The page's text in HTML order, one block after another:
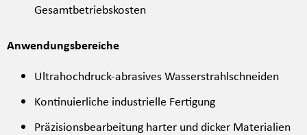
Gesamtbetriebskosten
Anwendungsbereiche
Ultrahochdruck-abrasives Wasserstrahlschneiden
Kontinuierliche industrielle Fertigung
Präzisionsbearbeitung harter und dicker Materialien